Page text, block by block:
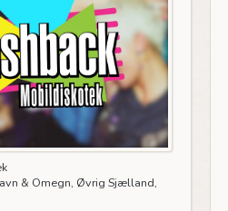
& Omegn, Øvrig Sjælland,